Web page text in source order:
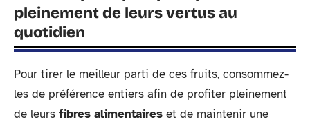
pleinement de leurs vertus au
quotidien
Pour tirer le meilleur parti de ces fruits, consommez-
les de préférence entiers afin de profiter pleinement
de leurs fibres alimentaires et de maintenir une